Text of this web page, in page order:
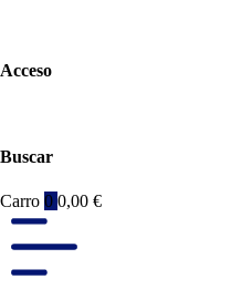
Acceso
Buscar
Carro 0 0,00 €